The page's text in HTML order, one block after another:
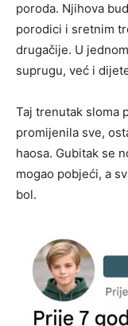
poroda. Njihova
porodici i sretnim
drugačije. U
suprugu, već i
Taj trenutak sloma
promijenila sve,
haosa. Gubitak se
mogao pobjeći, a
bol.